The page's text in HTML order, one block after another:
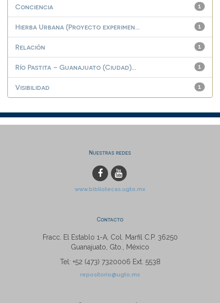
1
Conciencia
1
Hierba Urbana (Proyecto experimen...
1
Relación
1
Río Pastita – Guanajuato (Ciudad)...
1
Visibilidad
Nuestras redes
www.bibliotecas.ugto.mx
Contacto
Fracc. El Establo 1-A, Col. Marfil C.P. 36250
Guanajuato, Gto., México
Tel: +52 (473) 7320006 Ext. 5538
repositorio@ugto.mx